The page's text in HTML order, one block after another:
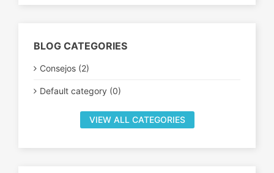
BLOG CATEGORIES
Consejos (2)
Default category (0)
VIEW ALL CATEGORIES